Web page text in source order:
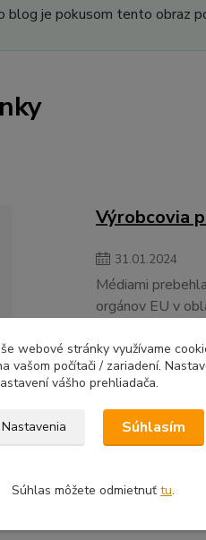
blog je pokusom tento obraz
Výrobcovia
31.01.2024
Médiami
orgánov EU v
celý článok
webové stránky využívame
vašom počítači / zariadení.
vášho prehliadača.
Nastavenia Súhlasím
Súhlas môžete odmietnuť tu.